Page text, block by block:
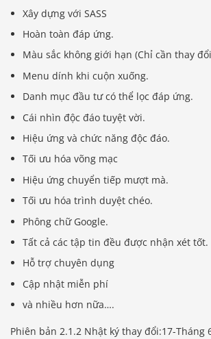
Xây dựng với SASS
Hoàn toàn đáp ứng.
Màu sắc không giới hạn (Chỉ cần thay
Menu dính khi cuộn xuống.
Danh mục đầu tư có thể lọc đáp ứng.
Cái nhìn độc đáo tuyệt vời.
Hiệu ứng và chức năng độc đáo.
Tối ưu hóa võng mạc
Hiệu ứng chuyển tiếp mượt mà.
Tối ưu hóa trình duyệt chéo.
Phông chữ Google.
Tất cả các tập tin đều được nhận xét tốt.
Hỗ trợ chuyên dụng
Cập nhật miễn phí
và nhiều hơn nữa….
Phiên bản 2.1.2 Nhật ký thay đổi:17-Tháng